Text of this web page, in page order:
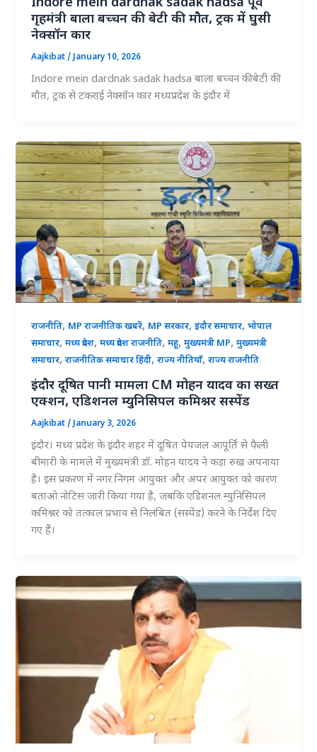
गृहमंत्री बाला बच्चन की बेटी की मौत, ट्रक में घुसी
नेक्सॉन कार
Aajkibat/January 10, 2026
Indore mein dardnak sadak hadsa बाला बच्चन की बेटी की
मौत, ट्रक से टकराई नेक्सॉन कार मध्यप्रदेश के इंदौर में
राजनीति, MP राजनीतिक खबरें, MP सरकार,इंदौर समाचार,भोपाल
समाचार,मध्य प्रदेश,मध्य प्रदेश राजनीति,महू,मुख्यमंत्री MP,मुख्यमंत्री
समाचार,राजनीतिक समाचार हिंदी,राज्य नीतियाँ,राज्य राजनीति
इंदौर दूषित पानी मामला CM मोहन यादव का सख्त
एक्शन, एडिशनल म्युनिसिपल कमिश्नर सस्पेंड
Aajkibat/January 3, 2026
इंदौर। मध्य प्रदेश के इंदौर शहर में दूषित पेयजल आपूर्ति से फैली
बीमारी के मामले में मुख्यमंत्री डॉ. मोहन यादव ने कड़ा रुख अपनाया
है। इस प्रकरण में नगर निगम आयुक्त और अपर आयुक्त को कारण
बताओ नोटिस जारी किया गया है, जबकि एडिशनल म्युनिसिपल
कमिश्नर को तत्काल प्रभाव से निलंबित (सस्पेंड) करने के निर्देश दिए
गए हैं।